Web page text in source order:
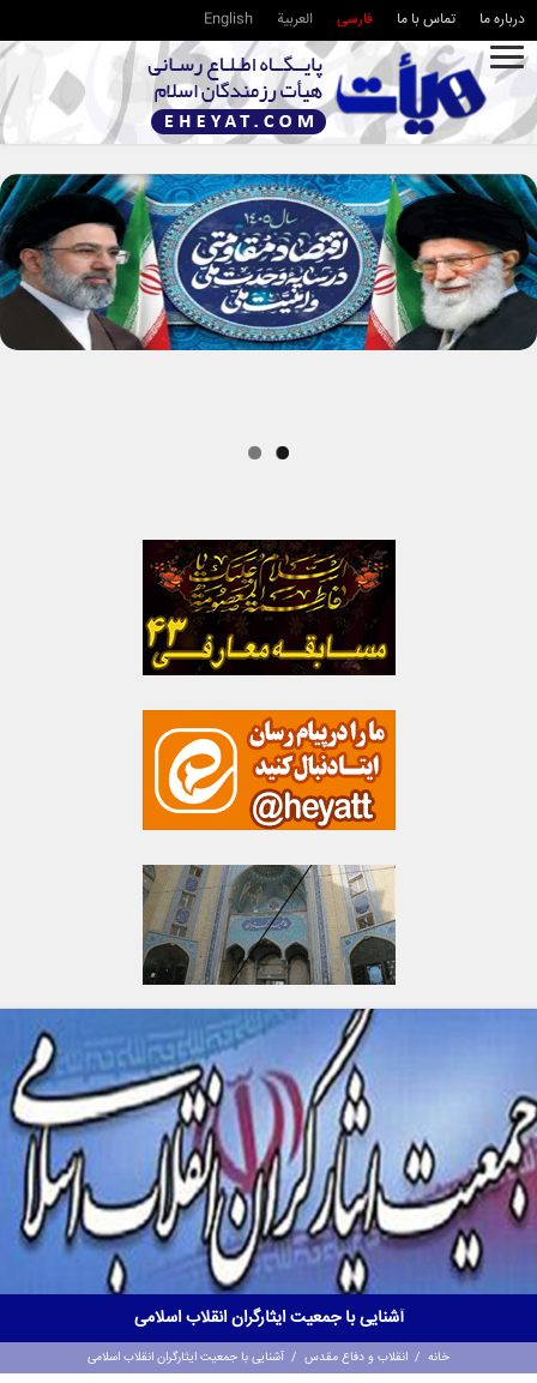
درباره ما تماس با ما فارسی العربية English
آشنایی با جمعیت ایثارگران انقلاب اسلامی
خانه / انقلاب و دفاع مقدس / آشنایی با جمعیت ایثارگران انقلاب اسلامی